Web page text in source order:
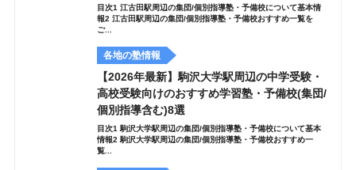
目次1 江古田駅周辺の集団/個別指導塾・予備校について基本情
報2 江古田駅周辺の集団/個別指導塾・予備校おすすめ一覧を
ご...
各地の塾情報
【2026年最新】駒沢大学駅周辺の中学受験・
高校受験向けのおすすめ学習塾・予備校(集団/
個別指導含む)8選
目次1 駒沢大学駅周辺の集団/個別指導塾・予備校について基本
情報2 駒沢大学駅周辺の集団/個別指導塾・予備校おすすめ一
覧...